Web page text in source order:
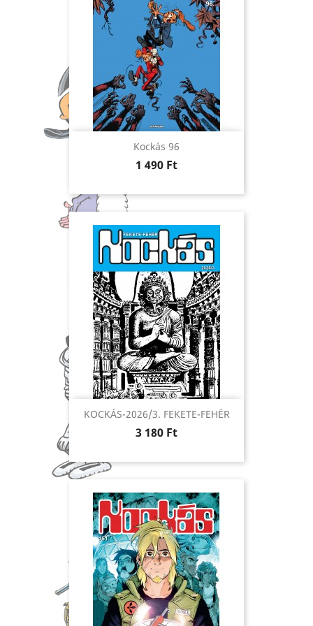
Kockás 96
Ár
1 490 Ft
KOCKÁS-2026/3. FEKETE-FEHÉR
Ár
3 180 Ft